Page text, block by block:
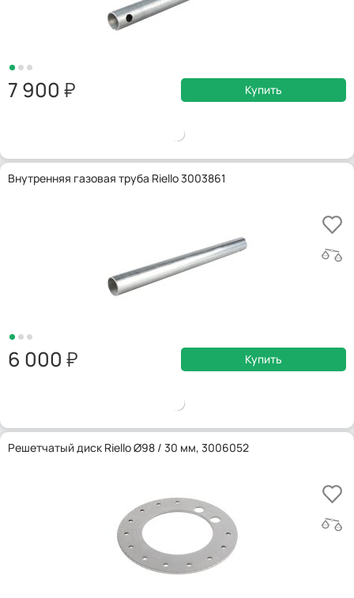
7 900 Купить
Внутренняя газовая труба Riello 3003861
6 000 Купить
Решетчатый диск Riello Ø98 / 30 мм, 3006052